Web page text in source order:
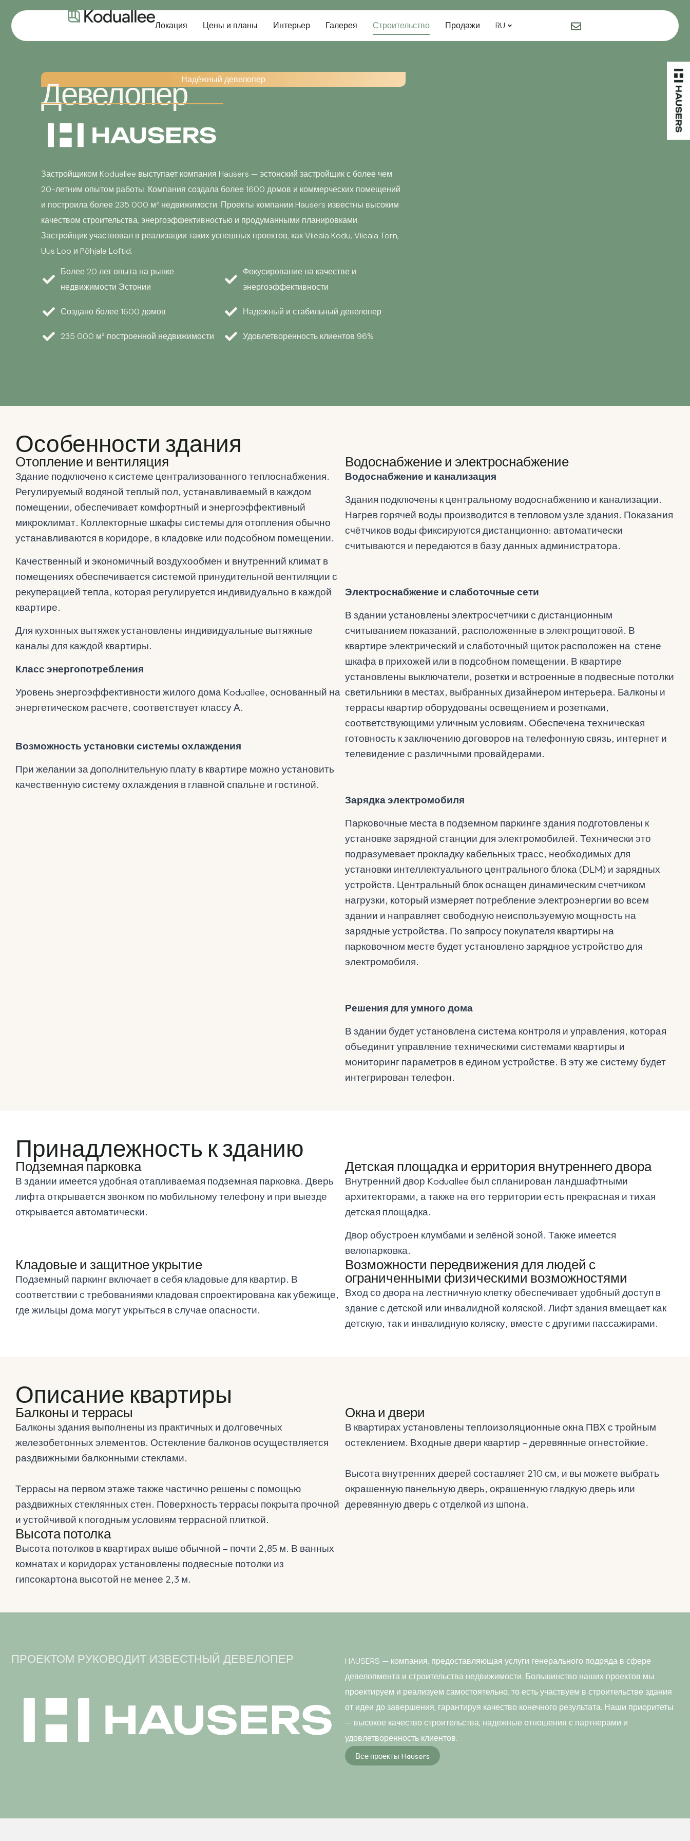
Локация Цены и планы Интерьер Галерея Строительство Продажи RU
Надёжный девелопер
Девелопер
Застройщиком Koduallee выступает компания Hausers — эстонский застройщик с более чем
20-летним опытом работы. Компания создала более 1600 домов и коммерческих помещений
и построила более 235 000 м² недвижимости. Проекты компании Hausers известны высоким
качеством строительства, энергоэффективностью и продуманными планировками.
Застройщик участвовал в реализации таких успешных проектов, как Viieaia Kodu, Viieaia Torn,
Uus Loo и Põhjala Loftid.
Более 20 лет опыта на рынке
недвижимости Эстонии
Создано более 1600 домов
235 000 м² построенной недвижимости
Фокусирование на качестве и
энергоэффективности
Надежный и стабильный девелопер
Удовлетворенность клиентов 96%
Особенности здания
Отопление и вентиляция
Здание подключено к системе централизованного теплоснабжения.
Регулируемый водяной теплый пол, устанавливаемый в каждом
помещении, обеспечивает комфортный и энергоэффективный
микроклимат. Коллекторные шкафы системы для отопления обычно
устанавливаются в коридоре, в кладовке или подсобном помещении.
Качественный и экономичный воздухообмен и внутренний климат в
помещениях обеспечивается системой принудительной вентиляции с
рекуперацией тепла, которая регулируется индивидуально в каждой
квартире.
Для кухонных вытяжек установлены индивидуальные вытяжные
каналы для каждой квартиры.
Класс энергопотребления
Уровень энергоэффективности жилого дома Koduallee, основанный на
энергетическом расчете, соответствует классу А.
Возможность установки системы охлаждения
При желании за дополнительную плату в квартире можно установить
качественную систему охлаждения в главной спальне и гостиной.
Водоснабжение и электроснабжение
Водоснабжение и канализация
Здания подключены к центральному водоснабжению и канализации.
Нагрев горячей воды производится в тепловом узле здания. Показания
счётчиков воды фиксируются дистанционно: автоматически
считываются и передаются в базу данных администратора.
Электроснабжение и слаботочные сети
В здании установлены электросчетчики с дистанционным
считыванием показаний, расположенные в электрощитовой. В
квартире электрический и слаботочный щиток расположен на стене
шкафа в прихожей или в подсобном помещении. В квартире
установлены выключатели, розетки и встроенные в подвесные потолки
светильники в местах, выбранных дизайнером интерьера. Балконы и
террасы квартир оборудованы освещением и розетками,
соответствующими уличным условиям. Обеспечена техническая
готовность к заключению договоров на телефонную связь, интернет и
телевидение с различными провайдерами.
Зарядка электромобиля
Парковочные места в подземном паркинге здания подготовлены к
установке зарядной станции для электромобилей. Технически это
подразумевает прокладку кабельных трасс, необходимых для
установки интеллектуального центрального блока (DLM) и зарядных
устройств. Центральный блок оснащен динамическим счетчиком
нагрузки, который измеряет потребление электроэнергии во всем
здании и направляет свободную неиспользуемую мощность на
зарядные устройства. По запросу покупателя квартиры на
парковочном месте будет установлено зарядное устройство для
электромобиля.
Решения для умного дома
В здании будет установлена ​​система контроля и управления, которая
объединит управление техническими системами квартиры и
мониторинг параметров в едином устройстве. В эту же систему будет
интегрирован телефон.
Принадлежность к зданию
Подземная парковка
В здании имеется удобная отапливаемая подземная парковка. Дверь
лифта открывается звонком по мобильному телефону и при выезде
открывается автоматически.
Детская площадка и ерритория внутреннего двора
Внутренний двор Koduallee был спланирован ландшафтными
архитекторами, а также на его территории есть прекрасная и тихая
детская площадка.
Двор обустроен клумбами и зелёной зоной. Также имеется
велопарковка.
Кладовые и защитное укрытие
Подземный паркинг включает в себя кладовые для квартир. В
соответствии с требованиями кладовая спроектирована как убежище,
где жильцы дома могут укрыться в случае опасности.
Возможности передвижения для людей с
ограниченными физическими возможностями
Вход со двора на лестничную клетку обеспечивает удобный доступ в
здание с детской или инвалидной коляской. Лифт здания вмещает как
детскую, так и инвалидную коляску, вместе с другими пассажирами.
Описание квартиры
Балконы и террасы
Балконы здания выполнены из практичных и долговечных
железобетонных элементов. Остекление балконов осуществляется
раздвижными балконными стеклами.
Террасы на первом этаже также частично решены с помощью
раздвижных стеклянных стен. Поверхность террасы покрыта прочной
и устойчивой к погодным условиям террасной плиткой.
Окна и двери
В квартирах установлены теплоизоляционные окна ПВХ с тройным
остеклением. Входные двери квартир – деревянные огнестойкие.
Высота внутренних дверей составляет 210 см, и вы можете выбрать
окрашенную панельную дверь, окрашенную гладкую дверь или
деревянную дверь с отделкой из шпона.
Высота потолка
Высота потолков в квартирах выше обычной – почти 2,85 м. В ванных
комнатах и ​​коридорах установлены подвесные потолки из
гипсокартона высотой не менее 2,3 м.
ПРОЕКТОМ РУКОВОДИТ ИЗВЕСТНЫЙ ДЕВЕЛОПЕР
HAUSERS — компания, предоставляющая услуги генерального подряда в сфере
девелопмента и строительства недвижимости. Большинство наших проектов мы
проектируем и реализуем самостоятельно, то есть участвуем в строительстве здания
от идеи до завершения, гарантируя качество конечного результата. Наши приоритеты
— высокое качество строительства, надежные отношения с партнерами и
удовлетворенность клиентов.
Все проекты Hausers